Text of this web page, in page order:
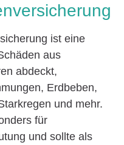
ist eine
aus
abdeckt,
Erdbeben,
und mehr.
für
und sollte als